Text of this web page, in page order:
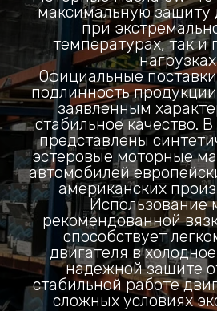
максимальную защиту
при
температурах, так и
Официальные
подлинность
заявленным
стабильное качество.
представлены
эстеровые моторные
автомобилей
американских
Использование
рекомендованной
способствует
двигателя в
надежной защите
стабильной работе
сложных условиях